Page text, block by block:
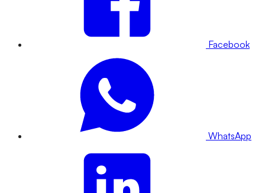
Facebook
WhatsApp